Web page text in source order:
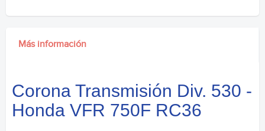
Más información
Corona Transmisión Div. 530 -
Honda VFR 750F RC36